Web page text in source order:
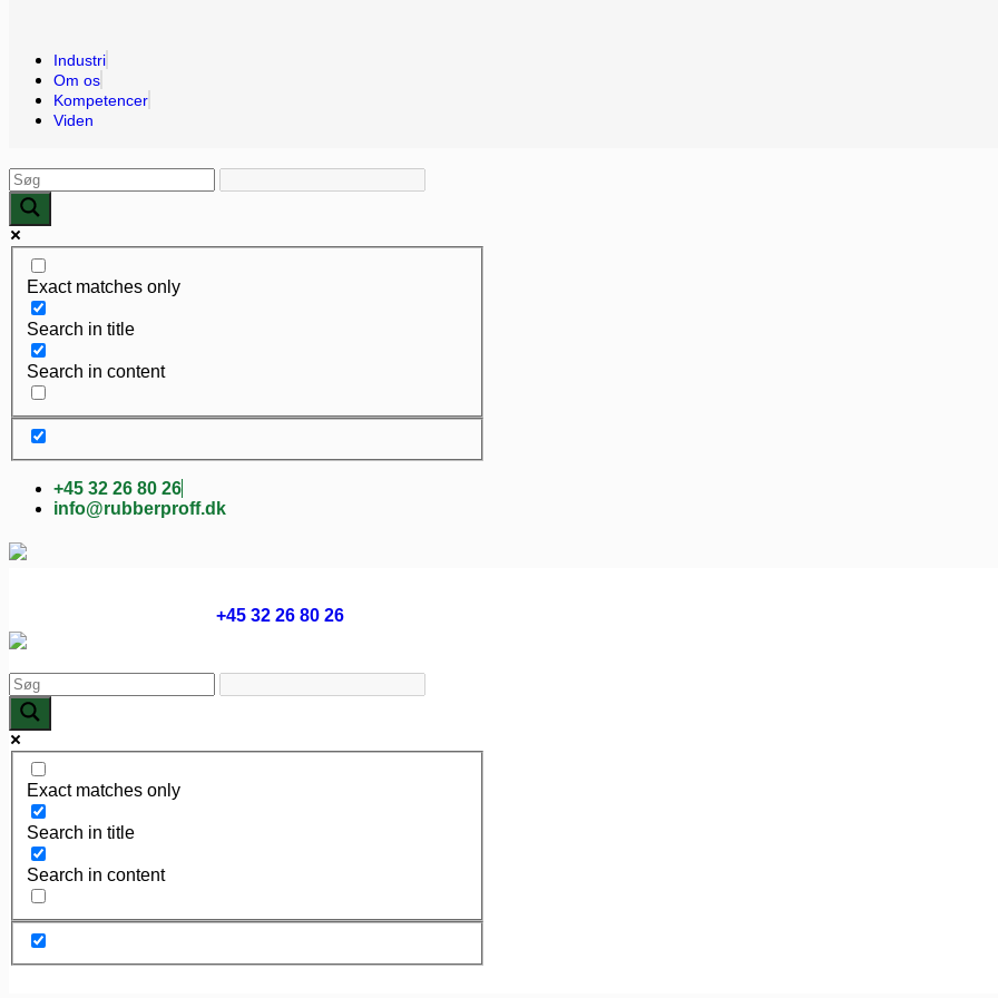
Industri
Om os
Kompetencer
Viden
Exact matches only
Search in title
Search in content
+45 32 26 80 26
info@rubberproff.dk
+45 32 26 80 26
Exact matches only
Search in title
Search in content